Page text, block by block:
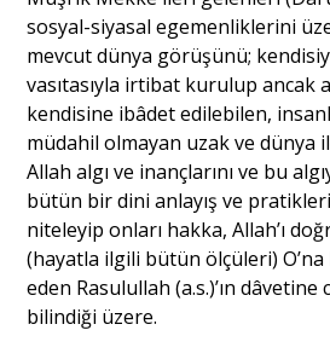
Söyleşi
Yazı Dizisi
Portre
Yazarlar
sosyal-siyasal egemenliklerini
mevcut dünya görüşünü;
vasıtasıyla irtibat kurulup ancak
kendisine ibâdet edilebilen,
müdahil olmayan uzak ve dünya
Allah algı ve inançlarını ve bu
bütün bir dini anlayış ve
niteleyip onları hakka, Allah’ı
(hayatla ilgili bütün ölçüleri) O’na
eden Rasulullah (a.s.)’ın dâvetine
bilindiği üzere.